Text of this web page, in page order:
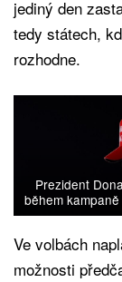
jediný den
tedy státech,
rozhodne.
Prezident
během
Ve volbách
možnosti